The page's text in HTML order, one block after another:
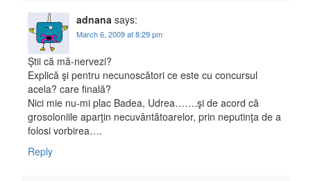
adnana says:
March 6, 2009 at 8:29 pm
Ştii că mă-nervezi?
Explică şi pentru necunoscători ce este cu concursul
acela? care finală?
Nici mie nu-mi plac Badea, Udrea…….şi de acord că
grosoloniile aparţin necuvântătoarelor, prin neputinţa de a
folosi vorbirea….
Reply